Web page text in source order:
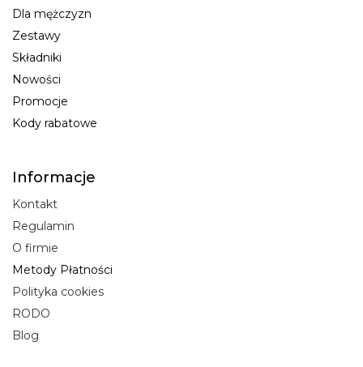
Dla mężczyzn
Zestawy
Składniki
Nowości
Promocje
Kody rabatowe
Informacje
Kontakt
Regulamin
O firmie
Metody Płatności
Polityka cookies
RODO
Blog